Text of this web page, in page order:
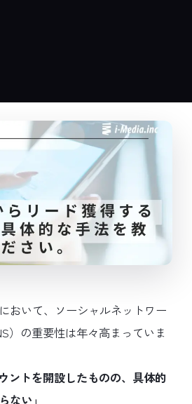
おいて、ソーシャルネットワー
）の重要性は年々高まっていま
ントを開設したものの、具体的
ない」